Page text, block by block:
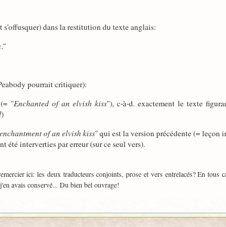
dans la restitution du texte anglais:
pourrait critiquer):
"Enchanted of an elvish kiss"), c-à-d. exactement le texte
)
enchantment of an elvish kiss" qui est la version précédente (= leçon
été interverties par erreur (sur ce seul vers).
ici: les deux traducteurs conjoints, prose et vers entrelacés? En tous
avais conservé... Du bien bel ouvrage!